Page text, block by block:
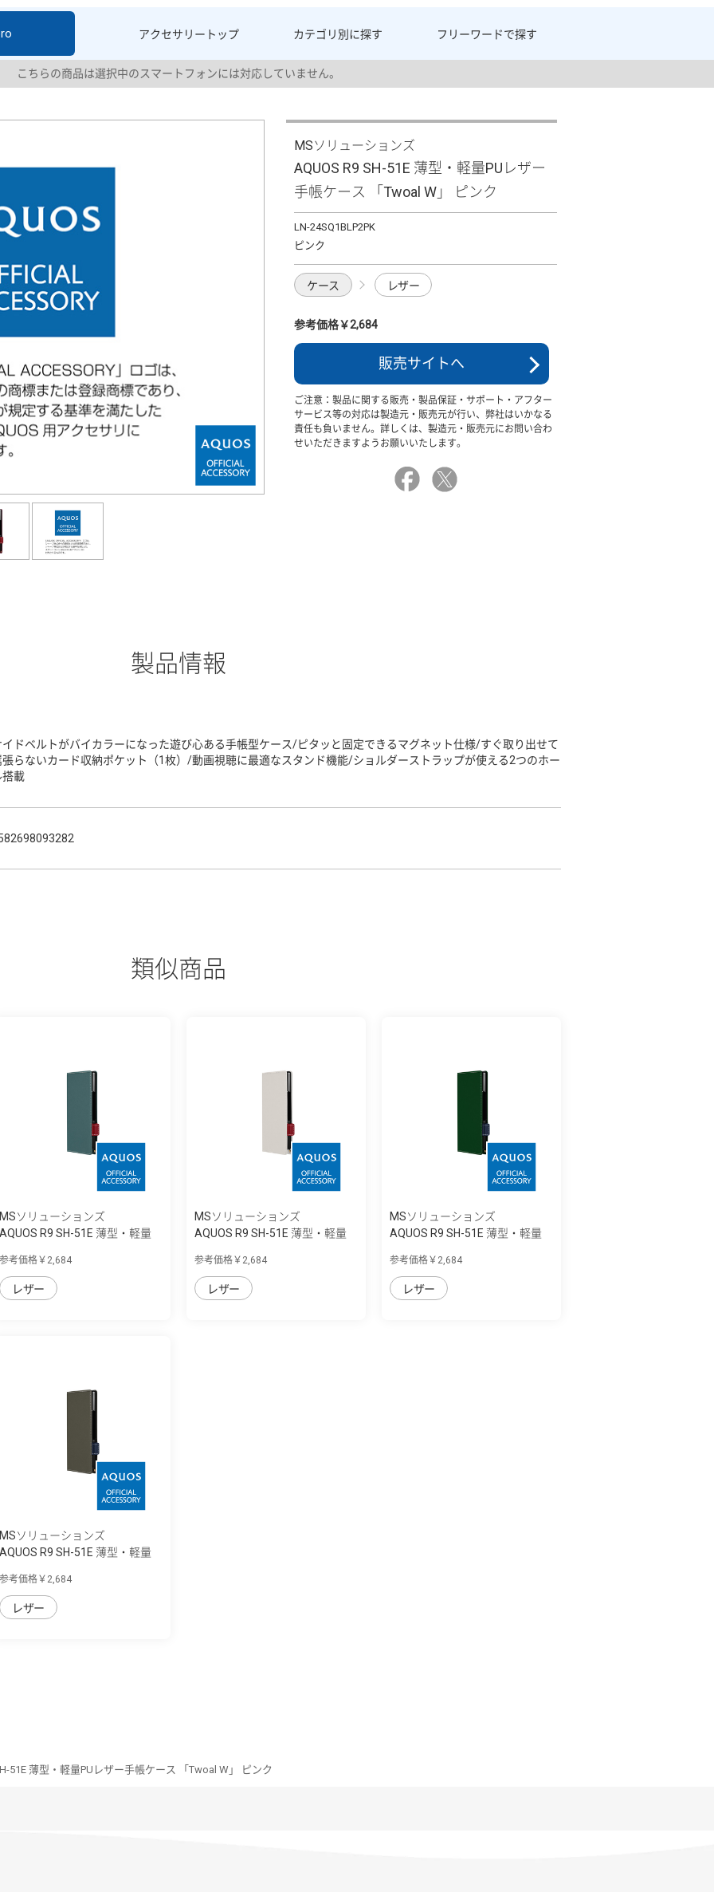
アクセサリー トップ カテゴリ別に探す フリーワードで探す
こちらの商品は選択中のスマートフォンには対応していません。
MSソリューションズ
AQUOS R9 SH-51E 薄型・軽量PUレザー
手帳ケース 「Twoal W」 ピンク
LN-24SQ1BLP2PK
ピンク
ケース レザー
参考価格￥2,684
販売サイトへ
ご注意：製品に関する販売・製品保証・サポート・アフター
サービス等の対応は製造元・販売元が行い、弊社はいかなる
責任も負いません。詳しくは、製造元・販売元にお問い合わ
せいただきますようお願いいたします。
製品情報
イドベルトがバイカラーになった遊び心ある手帳型ケース/ピタッと固定できるマグネット仕様/すぐ取り出せて
張らないカード収納ポケット（1枚）/動画視聴に最適なスタンド機能/ショルダーストラップが使える2つのホー
搭載
類似商品
MSソリューションズ
AQUOS R9 SH-51E 薄型・軽量
参考価格￥2,684
レザー
MSソリューションズ
AQUOS R9 SH-51E 薄型・軽量
参考価格￥2,684
レザー
MSソリューションズ
AQUOS R9 SH-51E 薄型・軽量
参考価格￥2,684
レザー
MSソリューションズ
AQUOS R9 SH-51E 薄型・軽量
参考価格￥2,684
レザー
51E 薄型・軽量PUレザー手帳ケース 「Twoal W」 ピンク